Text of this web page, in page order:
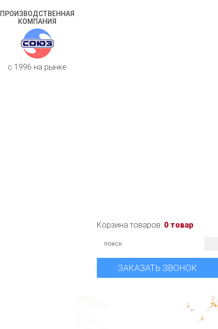
ПРОИЗВОДСТВЕННАЯ
КОМПАНИЯ
c 1996 на рынке
Корзина товаров: 0 товар
ЗАКАЗАТЬ ЗВОНОК